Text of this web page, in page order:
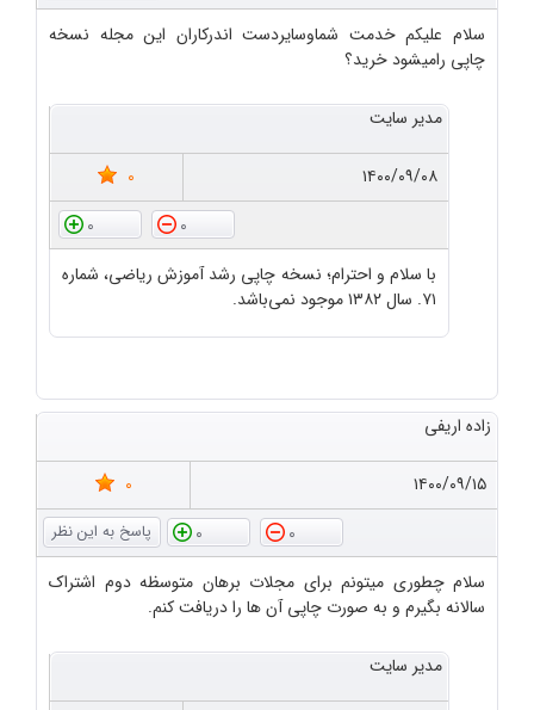
سلام علیکم خدمت شماوسایردست اندرکاران این مجله نسخه
چاپی رامیشود خرید؟
مدیر سایت
۱۴۰۰/۰۹/۰۸
0
0
0
با سلام و احترام؛ نسخه چاپی رشد آموزش ریاضی، شماره
۷۱. سال ۱۳۸۲ موجود نمی‌باشد.
زاده اریفی
۱۴۰۰/۰۹/۱۵
0
0
0
سلام چطوری میتونم برای مجلات برهان متوسظه دوم اشتراک
سالانه بگیرم و به صورت چاپی آن ها را دریافت کنم.
مدیر سایت